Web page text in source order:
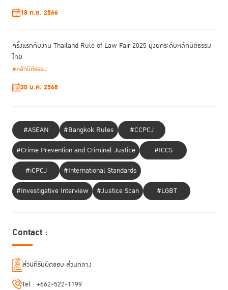
18 ก.ย. 2566
ครั้งแรกกับงาน Thailand Rule of Law Fair 2025 มุ่งยกระดับหลักนิติธรรม
ไทย
#หลักนิติธรรม
30 ม.ค. 2568
#ASEAN #Bangkok Rules
#CCPCJ
#Crime Prevention and Criminal Justice
#ICCS
#iCPCJ
#International Standards
#Investigative Interview
#Justice Scan #LGBT
Contact :
ส่วนที่รับผิดชอบ ส่วนกลาง
Tel : +662-522-1199